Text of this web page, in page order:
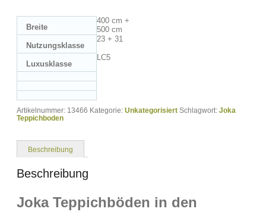
Breite
400 cm +
500 cm
Nutzungsklasse
23 + 31
Luxusklasse
LC5
Artikelnummer: 13466 Kategorie: Unkategorisiert Schlagwort: Joka
Teppichboden
Beschreibung
Beschreibung
Joka Teppichböden in den